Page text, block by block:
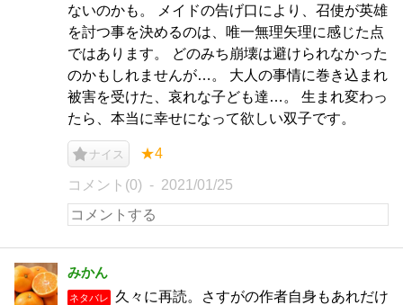
ないのかも。 メイドの告げ口により、召使が英雄
を討つ事を決めるのは、唯一無理矢理に感じた点
ではあります。 どのみち崩壊は避けられなかった
のかもしれませんが…。 大人の事情に巻き込まれ
被害を受けた、哀れな子ども達…。 生まれ変わっ
たら、本当に幸せになって欲しい双子です。
ナイス ★4
コメント(0) 2021/01/25
みかん
ネタバレ
久々に再読。さすがの作者自身もあれだけ